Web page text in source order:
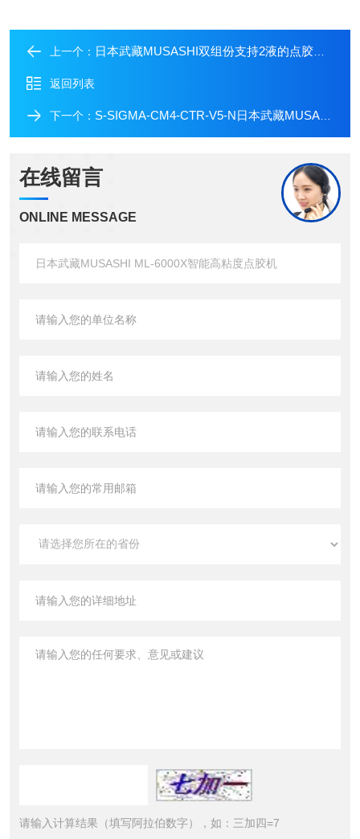
上一个： 日本武藏MUSASHI双组份支持2液的点胶机阀
返回列表
下一个： S-SIGMA-CM4-CTR-V5-N日本武藏MUSASHI SuperΣCMIV气动点胶机
在线留言
ONLINE MESSAGE
请输入计算结果（填写阿拉伯数字），如：三加四=7